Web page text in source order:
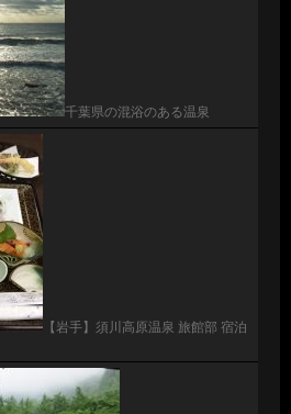
千葉県の混浴のある温泉
【岩手】須川高原温泉 旅館部 宿泊